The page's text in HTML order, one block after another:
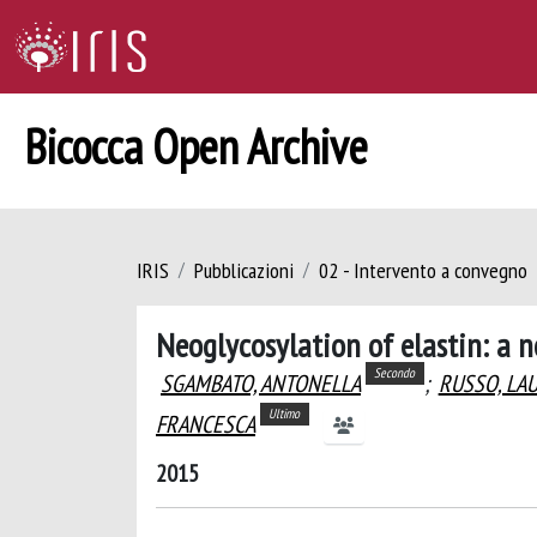
Bicocca Open Archive
IRIS Pubblicazioni 02 - Intervento a convegno
Neoglycosylation of elastin: a
SGAMBATO, ANTONELLA Secondo ; RUSSO,
FRANCESCA
Ultimo
2015